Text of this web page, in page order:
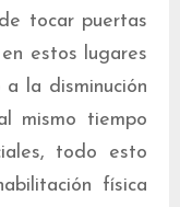
tocar puertas
estos lugares
a la disminución
mismo tiempo
todo esto
física